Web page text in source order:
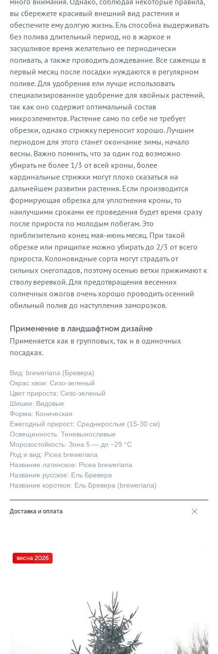
вы сбережете красивый внешний вид растения и
обеспечите ему долгую жизнь. Ель способна выдерживать
без полива длительный период, но в жаркое и
засушливое время желательно ее периодически
поливать, а также проводить дождевание. Все саженцы в
первый месяц после посадки нуждаются в регулярном
поливе. Для удобрения ели лучше использовать
специализированное удобрение для хвойных растений,
так как оно содержит оптимальный состав
микроэлементов. Растение само по себе не требует
обрезки, однако стрижку переносит хорошо. Лучшим
периодом для этого станет окончание зимы, начало
весны. Важно помнить, что за один год возможно
убирать не более 1/3 от всей кроны, более
кардинальные стрижки могут плохо сказаться на
дальнейшем развитии растения. Если производится
формирующая обрезка для уплотнения кроны, то
наилучшими сроками ее проведения будет время сразу
после прироста по молодым побегам. Это
приблизительно конец мая-июнь месяц. При такой
обрезке или прищипке можно убирать до 2/3 от всего
прироста. Колоновидные сорта могут страдать от
сильных снегопадов, поэтому осенью ветки прижимают к
стволу веревкой. Для предотвращения весенних
солнечных ожогов очень хорошо проводить осенний
обильный полив до наступления заморозков.
Применение в ландшафтном дизайне
Применяется как в групповых, так и в одиночных
посадках.
Вид: breweriana (Бревера)
Окрас хвои: Сизо-зеленый
Цвет прироста: Сизо-зеленый
Шишки: Видовые
Форма: Коническая
Ежегодный прирост: Среднерослые (15-30 см)
Освещенность: Теневыносливые
Морозостойкость: Зона 5 — до −29 °C
Род и вид: Picea breweriana
Название латинское: Picea breweriana
Название русское: Ель Бревера
Название короткое: Ель Бревера (breweriana)
Доставка и оплата
весна 2026